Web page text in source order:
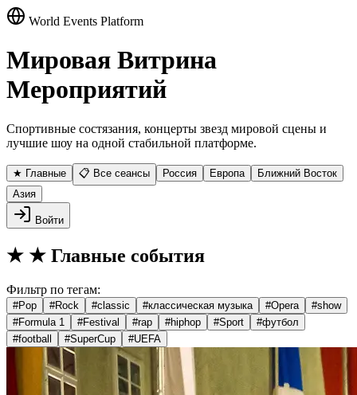
World Events Platform
Мировая Витрина
Мероприятий
Спортивные состязания, концерты звезд мировой сцены и
лучшие шоу на одной стабильной платформе.
★ Главные 📋 Все сеансы Россия Европа
Ближний Восток
Азия
Войти
★ ★ Главные события
Фильтр по тегам:
#Pop #Rock #classic #классическая музыка #Opera #show
#Formula 1 #Festival #rap #hiphop #Sport #футбол
#football #SuperCup #UEFA